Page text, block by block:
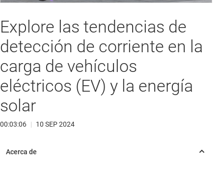
Video
Explore las tendencias de
detección de corriente en la
carga de vehículos
eléctricos (EV) y la energía
solar
00:03:06 | 10 SEP 2024